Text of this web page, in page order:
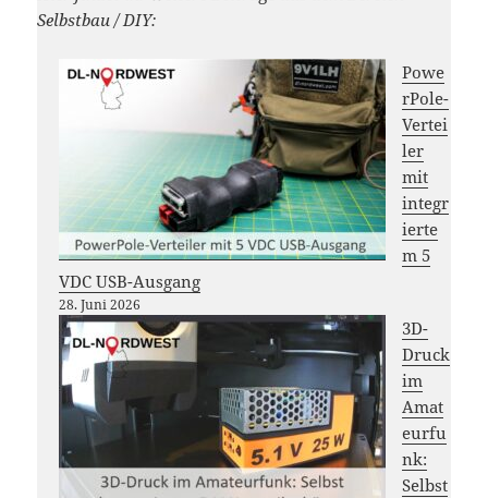
Selbstbau / DIY:
Powe
rPole-
Vertei
ler
mit
integr
ierte
m 5
VDC USB-Ausgang
28. Juni 2026
3D-
Druck
im
Amat
eurfu
nk:
Selbst